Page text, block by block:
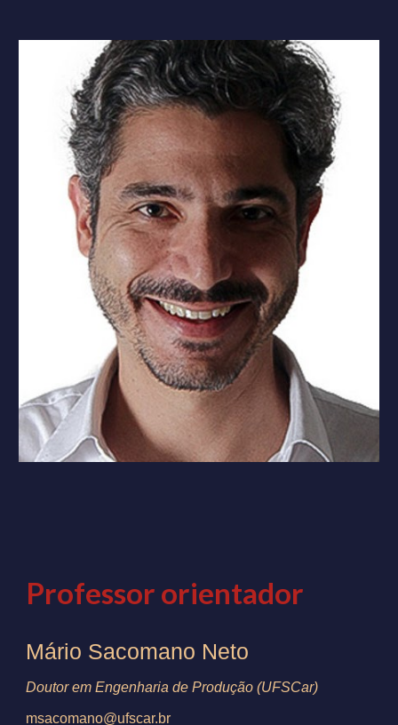
Professor orientador
Mário Sacomano Neto
Doutor em Engenharia de Produção (UFSCar)
msacomano@ufscar.br